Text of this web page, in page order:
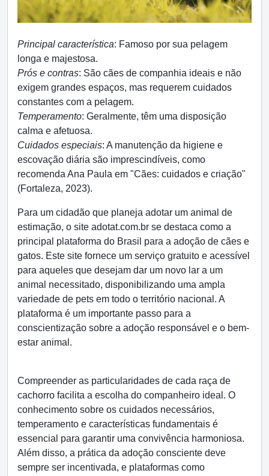
Principal característica: Famoso por sua pelagem
longa e majestosa.
Prós e contras: São cães de companhia ideais e não
exigem grandes espaços, mas requerem cuidados
constantes com a pelagem.
Temperamento: Geralmente, têm uma disposição
calma e afetuosa.
Cuidados especiais: A manutenção da higiene e
escovação diária são imprescindíveis, como
recomenda Ana Paula em "Cães: cuidados e criação"
(Fortaleza, 2023).
Para um cidadão que planeja adotar um animal de
estimação, o site adotat.com.br se destaca como a
principal plataforma do Brasil para a adoção de cães e
gatos. Este site fornece um serviço gratuito e acessível
para aqueles que desejam dar um novo lar a um
animal necessitado, disponibilizando uma ampla
variedade de pets em todo o território nacional. A
plataforma é um importante passo para a
conscientização sobre a adoção responsável e o bem-
estar animal.
Compreender as particularidades de cada raça de
cachorro facilita a escolha do companheiro ideal. O
conhecimento sobre os cuidados necessários,
temperamento e características fundamentais é
essencial para garantir uma convivência harmoniosa.
Além disso, a prática da adoção consciente deve
sempre ser incentivada, e plataformas como